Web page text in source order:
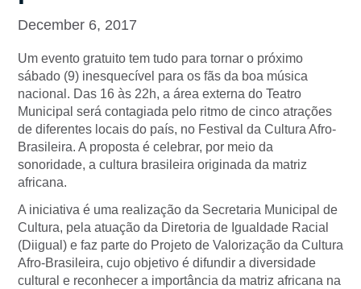
December 6, 2017
Um evento gratuito tem tudo para tornar o próximo
sábado (9) inesquecível para os fãs da boa música
nacional. Das 16 às 22h, a área externa do Teatro
Municipal será contagiada pelo ritmo de cinco atrações
de diferentes locais do país, no Festival da Cultura Afro-
Brasileira. A proposta é celebrar, por meio da
sonoridade, a cultura brasileira originada da matriz
africana.
A iniciativa é uma realização da Secretaria Municipal de
Cultura, pela atuação da Diretoria de Igualdade Racial
(Diigual) e faz parte do Projeto de Valorização da Cultura
Afro-Brasileira, cujo objetivo é difundir a diversidade
cultural e reconhecer a importância da matriz africana na